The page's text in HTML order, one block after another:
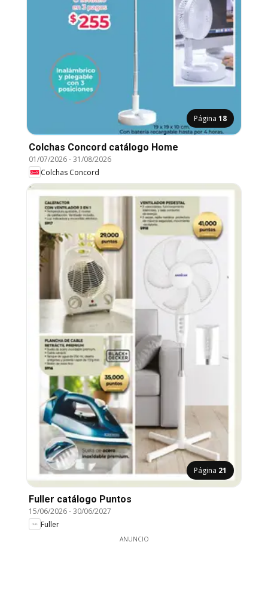
Página 18
Colchas Concord catálogo Home
01/07/2026-31/08/2026
Colchas Concord
Página 21
Fuller catálogo Puntos
15/06/2026-30/06/2027
Fuller
ANUNCIO